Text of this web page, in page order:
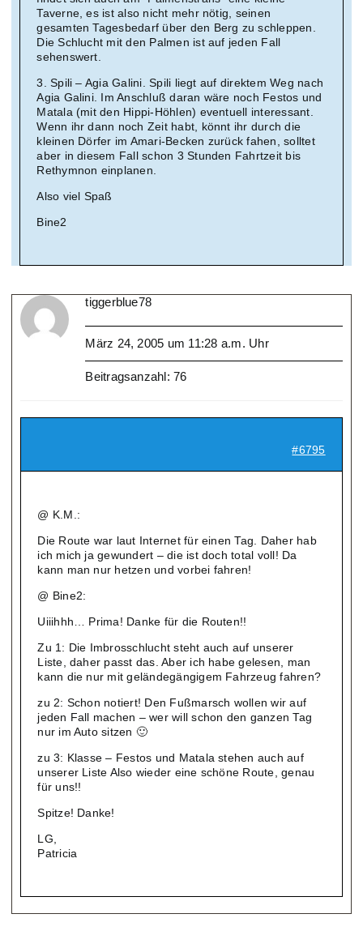
Taverne, es ist also nicht mehr nötig, seinen
gesamten Tagesbedarf über den Berg zu schleppen.
Die Schlucht mit den Palmen ist auf jeden Fall
sehenswert.
3. Spili – Agia Galini. Spili liegt auf direktem Weg nach
Agia Galini. Im Anschluß daran wäre noch Festos und
Matala (mit den Hippi-Höhlen) eventuell interessant.
Wenn ihr dann noch Zeit habt, könnt ihr durch die
kleinen Dörfer im Amari-Becken zurück fahen, solltet
aber in diesem Fall schon 3 Stunden Fahrtzeit bis
Rethymnon einplanen.
Also viel Spaß
Bine2
tiggerblue78
März 24, 2005 um 11:28 a.m. Uhr
Beitragsanzahl: 76
#6795
@ K.M.:
Die Route war laut Internet für einen Tag. Daher hab
ich mich ja gewundert – die ist doch total voll! Da
kann man nur hetzen und vorbei fahren!
@ Bine2:
Uiiihhh… Prima! Danke für die Routen!!
Zu 1: Die Imbrosschlucht steht auch auf unserer
Liste, daher passt das. Aber ich habe gelesen, man
kann die nur mit geländegängigem Fahrzeug fahren?
zu 2: Schon notiert! Den Fußmarsch wollen wir auf
jeden Fall machen – wer will schon den ganzen Tag
nur im Auto sitzen 🙂
zu 3: Klasse – Festos und Matala stehen auch auf
unserer Liste Also wieder eine schöne Route, genau
für uns!!
Spitze! Danke!
LG,
Patricia